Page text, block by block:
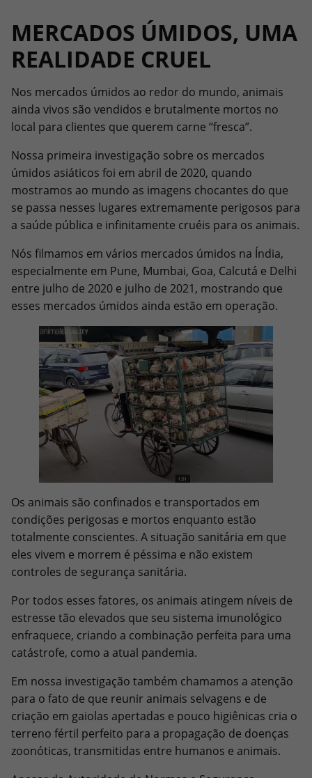
MERCADOS ÚMIDOS, UMA
REALIDADE CRUEL
Nos mercados úmidos ao redor do mundo, animais
ainda vivos são vendidos e brutalmente mortos no
local para clientes que querem carne “fresca”.
Nossa primeira investigação sobre os mercados
úmidos asiáticos foi em abril de 2020, quando
mostramos ao mundo as imagens chocantes do que
se passa nesses lugares extremamente perigosos para
a saúde pública e infinitamente cruéis para os animais.
Nós filmamos em vários mercados úmidos na Índia,
especialmente em Pune, Mumbai, Goa, Calcutá e Delhi
entre julho de 2020 e julho de 2021, mostrando que
esses mercados úmidos ainda estão em operação.
Os animais são confinados e transportados em
condições perigosas e mortos enquanto estão
totalmente conscientes. A situação sanitária em que
eles vivem e morrem é péssima e não existem
controles de segurança sanitária.
Por todos esses fatores, os animais atingem níveis de
estresse tão elevados que seu sistema imunológico
enfraquece, criando a combinação perfeita para uma
catástrofe, como a atual pandemia.
Em nossa investigação também chamamos a atenção
para o fato de que reunir animais selvagens e de
criação em gaiolas apertadas e pouco higiênicas cria o
terreno fértil perfeito para a propagação de doenças
zoonóticas, transmitidas entre humanos e animais.